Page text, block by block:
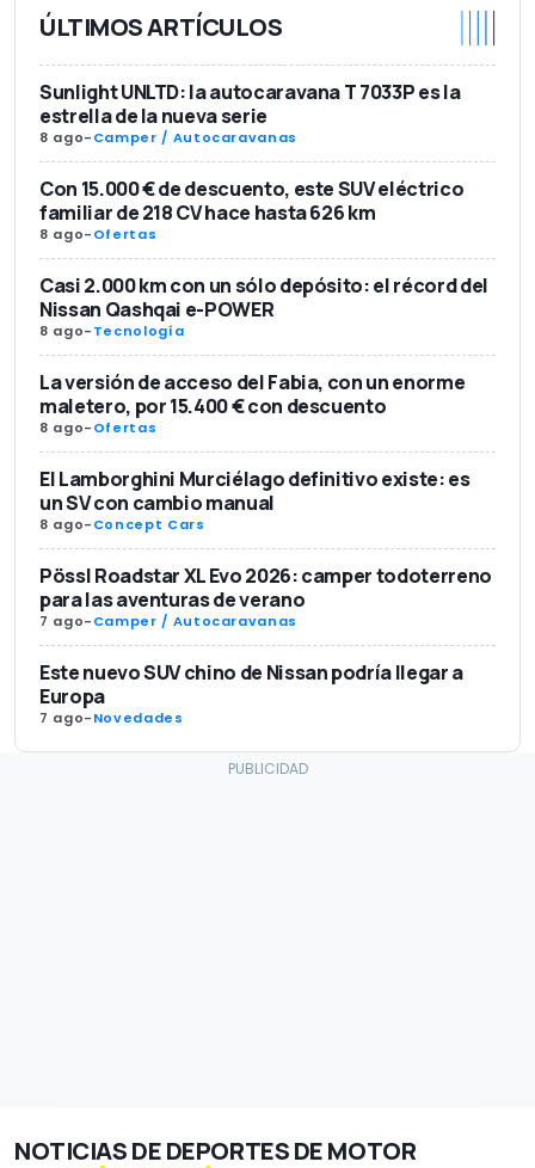
ÚLTIMOS ARTÍCULOS
Sunlight UNLTD: la autocaravana T 7033P es la
estrella de la nueva serie
8 ago-Camper / Autocaravanas
Con 15.000 € de descuento, este SUV eléctrico
familiar de 218 CV hace hasta 626 km
8 ago-Ofertas
Casi 2.000 km con un sólo depósito: el récord del
Nissan Qashqai e-POWER
8 ago-Tecnología
La versión de acceso del Fabia, con un enorme
maletero, por 15.400 € con descuento
8 ago-Ofertas
El Lamborghini Murciélago definitivo existe: es
un SV con cambio manual
8 ago-Concept Cars
Pössl Roadstar XL Evo 2026: camper todoterreno
para las aventuras de verano
7 ago-Camper / Autocaravanas
Este nuevo SUV chino de Nissan podría llegar a
Europa
7 ago-Novedades
NOTICIAS DE DEPORTES DE MOTOR